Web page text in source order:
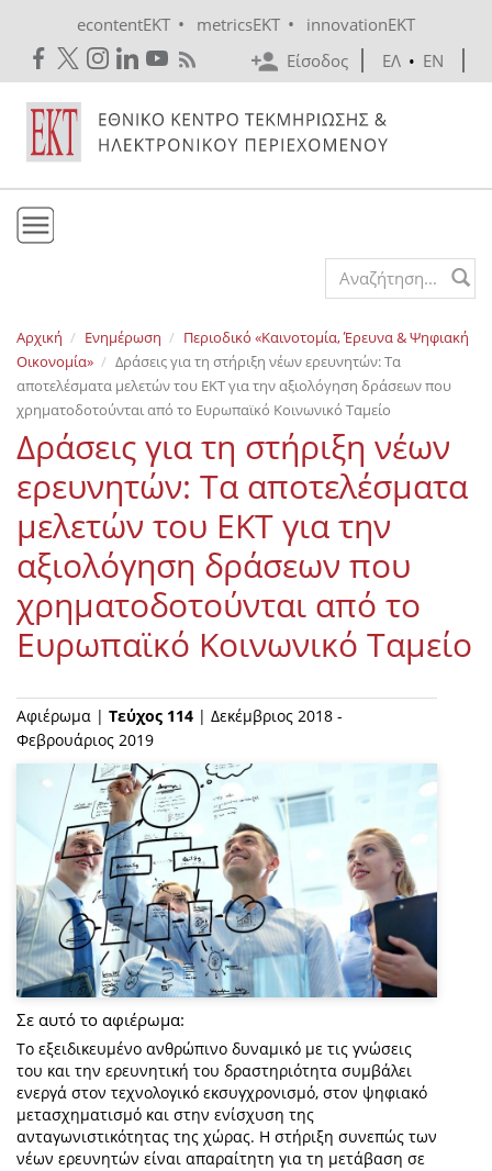
econtentEKT • metricsEKT •
innovationEKT
Είσοδος
ΕΛ • EN
Εκδόσεις
Ενημέρωση
Επικοινωνία
Search form
Αρχική Ενημέρωση
Περιοδικό «Καινοτομία, Έρευνα & Ψηφιακή
Οικονομία»
Δράσεις για τη στήριξη νέων ερευνητών: Τα
αποτελέσματα μελετών του ΕΚΤ για την αξιολόγηση δράσεων που
χρηματοδοτούνται από το Ευρωπαϊκό Κοινωνικό Ταμείο
Δράσεις για τη στήριξη νέων
ερευνητών: Τα αποτελέσματα
μελετών του ΕΚΤ για την
αξιολόγηση δράσεων που
χρηματοδοτούνται από το
Ευρωπαϊκό Κοινωνικό Ταμείο
Αφιέρωμα | Τεύχος 114 | Δεκέμβριος 2018 -
Φεβρουάριος 2019
Σε αυτό το αφιέρωμα:
Το εξειδικευμένο ανθρώπινο δυναμικό με τις γνώσεις
του και την ερευνητική του δραστηριότητα συμβάλει
ενεργά στον τεχνολογικό εκσυγχρονισμό, στον ψηφιακό
μετασχηματισμό και στην ενίσχυση της
ανταγωνιστικότητας της χώρας. Η στήριξη συνεπώς των
νέων ερευνητών είναι απαραίτητη για τη μετάβαση σε